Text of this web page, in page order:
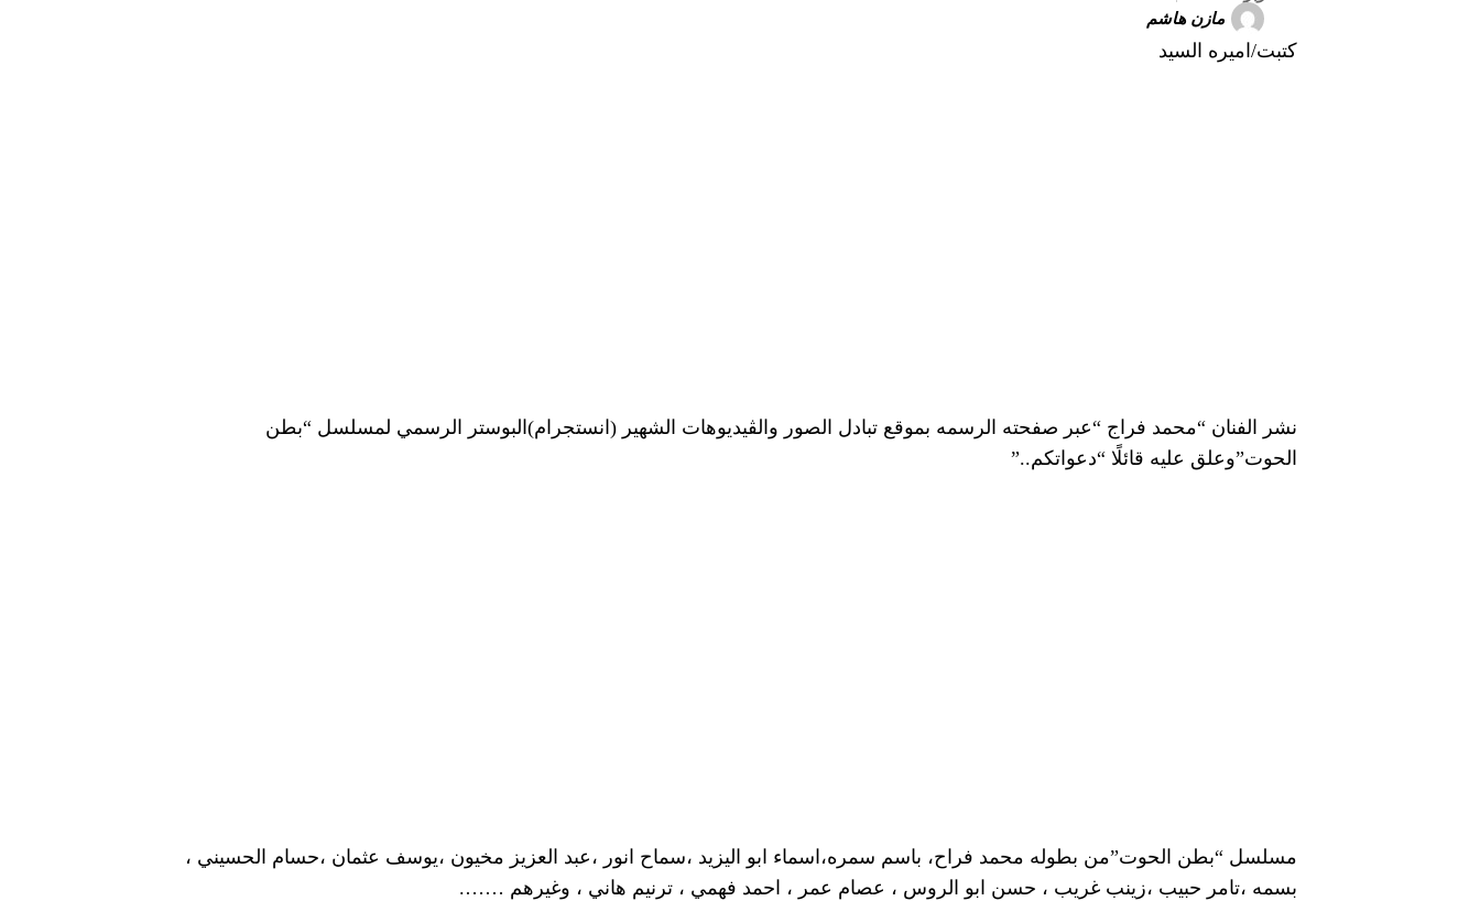
مازن هاشم
كتبت/اميره السيد
نشر الفنان “محمد فراج “عبر صفحته الرسمه بموقع تبادل الصور والڤيديوهات الشهير (انستجرام)البوستر الرسمي لمسلسل “بطن
الحوت”وعلق عليه قائلًا “دعواتكم..”
مسلسل “بطن الحوت”من بطوله محمد فراح، باسم سمره،اسماء ابو اليزيد ،سماح انور ،عبد العزيز مخيون ،يوسف عثمان ،حسام الحسيني ،
بسمه ،تامر حبيب ،زينب غريب ، حسن ابو الروس ، عصام عمر ، احمد فهمي ، ترنيم هاني ، وغيرهم …….